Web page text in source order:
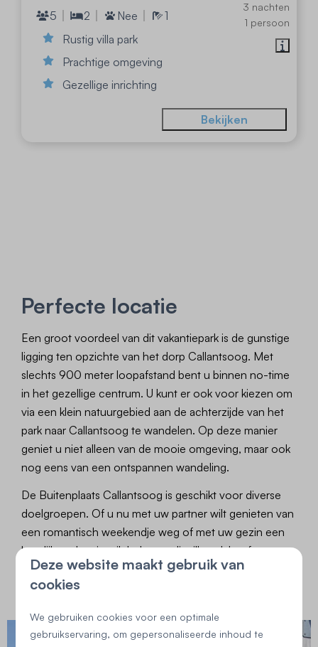
3 nachten
1 persoon
5
2 Nee
1
Rustig villa park
Prachtige omgeving
Gezellige inrichting
Bekijken
Perfecte locatie
Een groot voordeel van dit vakantiepark is de gunstige
ligging ten opzichte van het dorp Callantsoog. Met
slechts 900 meter loopafstand bent u binnen no-time
in het gezellige centrum. U kunt er ook voor kiezen om
via een klein natuurgebied aan de achterzijde van het
park naar Callantsoog te wandelen. Op deze manier
geniet u niet alleen van de mooie omgeving, maar ook
nog eens van een ontspannen wandeling.
De Buitenplaats Callantsoog is geschikt voor diverse
doelgroepen. Of u nu met uw partner wilt genieten van
een romantisch weekendje weg of met uw gezin een
heerlijke vakantie wilt beleven, dit villapark heeft voor
ieder wat wils. De luxe villa's bieden voldoende ruimte
en comfort, zodat u zich direct thuis voelt.
Deze website maakt gebruik van
cookies
We gebruiken cookies voor een optimale
gebruikservaring, om gepersonaliseerde inhoud te